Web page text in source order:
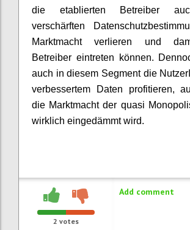
die etablierten Betreiber
verschärften
Marktmacht verlieren und
Betreiber eintreten können.
auch in diesem Segment die
verbessertem Daten profitieren,
die Marktmacht der quasi
wirklich eingedämmt wird.
2 votes
Add comment